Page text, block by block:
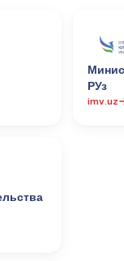
РУз
imv.uz